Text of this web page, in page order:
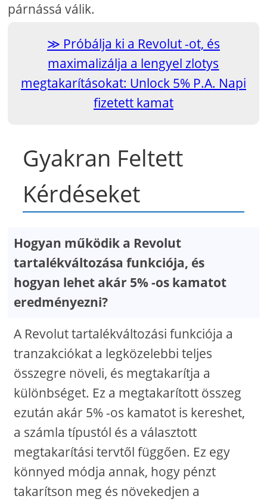
párnássá válik.
Próbálja ki a Revolut -ot, és
maximalizálja a lengyel zlotys
megtakarításokat: Unlock 5% P.A. Napi
fizetett kamat
Gyakran Feltett
Kérdéseket
Hogyan működik a Revolut
tartalékváltozása funkciója, és
hogyan lehet akár 5% -os kamatot
eredményezni?
A Revolut tartalékváltozási funkciója a
tranzakciókat a legközelebbi teljes
összegre növeli, és megtakarítja a
különbséget. Ez a megtakarított összeg
ezután akár 5% -os kamatot is kereshet,
a számla típustól és a választott
megtakarítási tervtől függően. Ez egy
könnyed módja annak, hogy pénzt
takarítson meg és növekedjen a